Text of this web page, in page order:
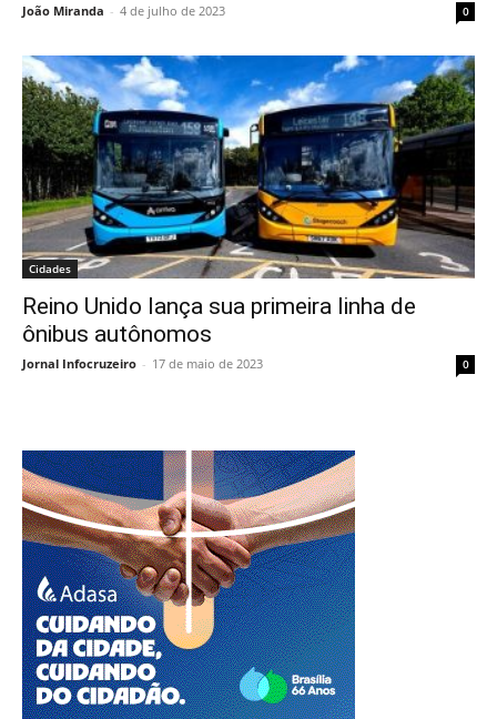
João Miranda - 4 de julho de 2023 0
Cidades
Reino Unido lança sua primeira linha de
ônibus autônomos
Jornal Infocruzeiro - 17 de maio de 2023 0